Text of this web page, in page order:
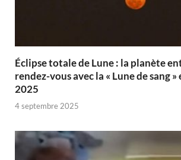
Éclipse totale de Lune : la planète
rendez-vous avec la « Lune de sang
2025
4 septembre 2025